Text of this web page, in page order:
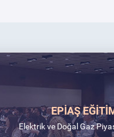
EPİAŞ
Elektrik ve Doğal Gaz